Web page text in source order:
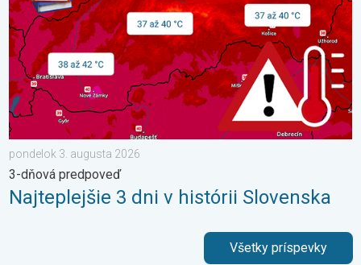
pondelok 3. augusta 2026
3-dňová predpoveď
Najteplejšie 3 dni v histórii Slovenska
Všetky príspevky